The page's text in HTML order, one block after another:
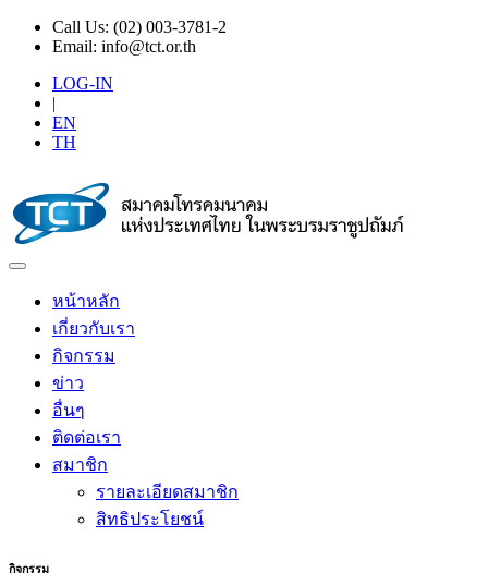
Call Us: (02) 003-3781-2
Email: info@tct.or.th
LOG-IN
|
EN
TH
หน้าหลัก
เกี่ยวกับเรา
กิจกรรม
ข่าว
อื่นๆ
ติดต่อเรา
สมาชิก
รายละเอียดสมาชิก
สิทธิประโยชน์
กิจกรรม